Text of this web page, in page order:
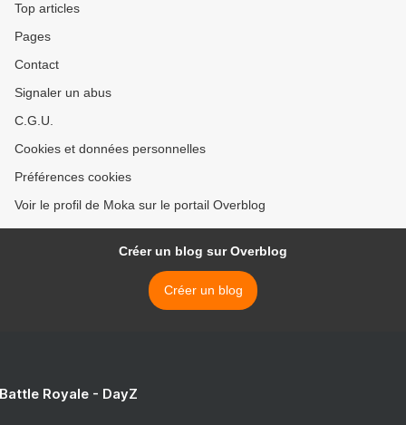
Top articles
Pages
Contact
Signaler un abus
C.G.U.
Cookies et données personnelles
Préférences cookies
Voir le profil de Moka sur le portail Overblog
Créer un blog sur Overblog
Créer un blog
Royale - DayZ